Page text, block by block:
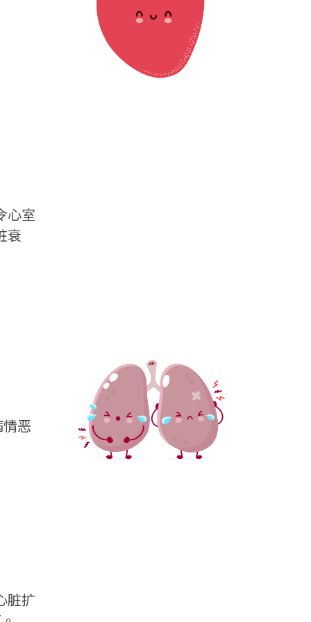
心室
衰
恶
脏扩